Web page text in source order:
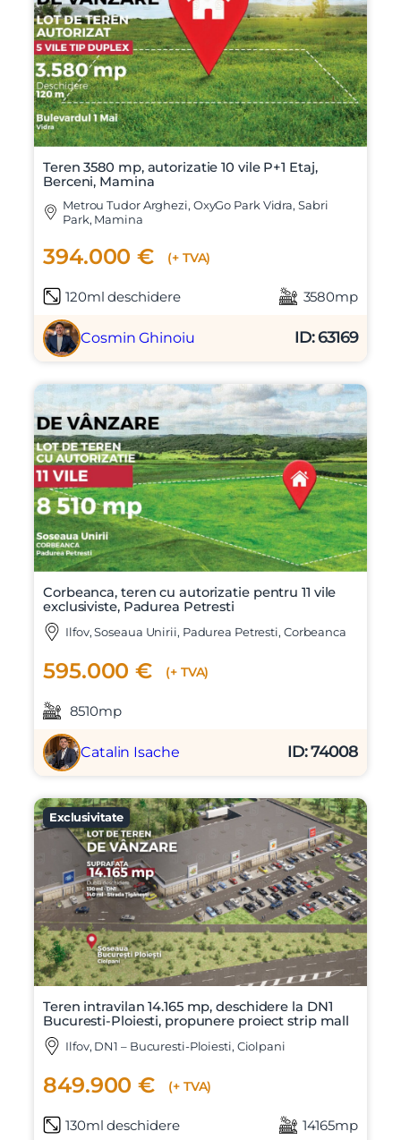
Teren 3580 mp, autorizatie 10 vile P+1 Etaj,
Berceni, Mamina
Metrou Tudor Arghezi, OxyGo Park Vidra, Sabri
Park, Mamina
394.000 € (+ TVA)
120ml deschidere 3580mp
Cosmin Ghinoiu ID: 63169
Corbeanca, teren cu autorizatie pentru 11 vile
exclusiviste, Padurea Petresti
Ilfov, Soseaua Unirii, Padurea Petresti, Corbeanca
595.000 € (+ TVA)
8510mp
Catalin Isache ID: 74008
Exclusivitate
Teren intravilan 14.165 mp, deschidere la DN1
Bucuresti-Ploiesti, propunere proiect strip mall
Ilfov, DN1 – Bucuresti-Ploiesti, Ciolpani
849.900 € (+ TVA)
130ml deschidere 14165mp